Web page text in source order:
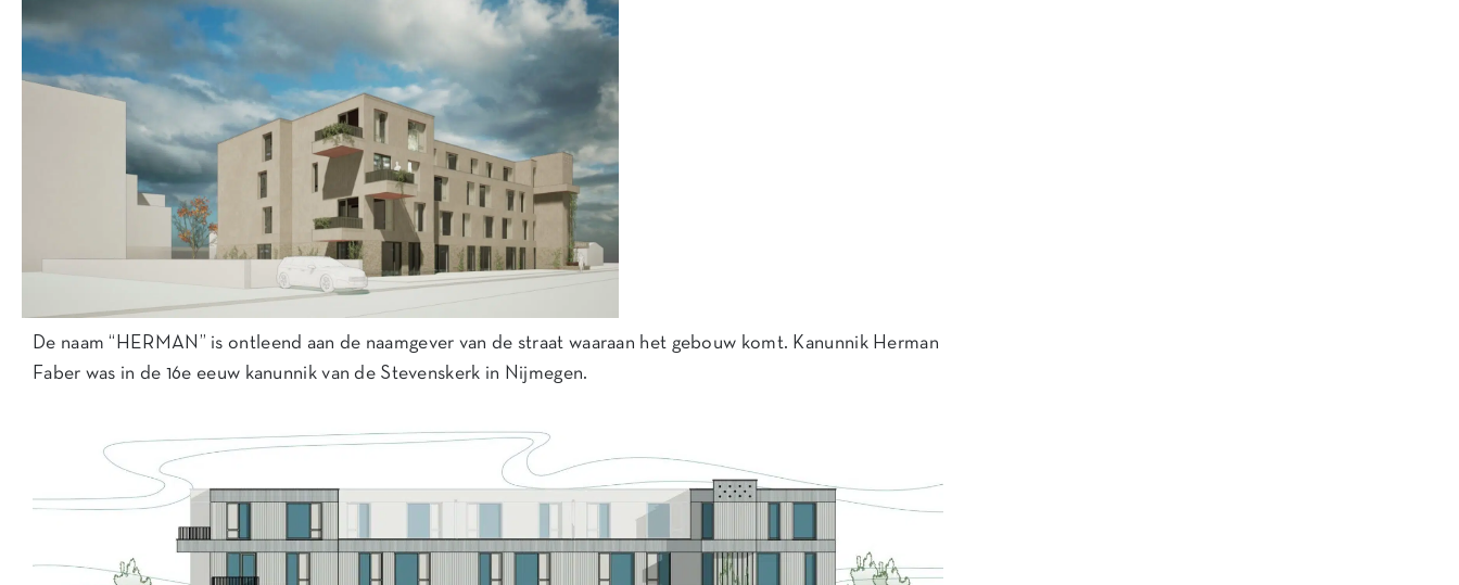
De naam “HERMAN” is ontleend aan de naamgever van de straat waaraan het gebouw komt. Kanunnik Herman
Faber was in de 16e eeuw kanunnik van de Stevenskerk in Nijmegen.